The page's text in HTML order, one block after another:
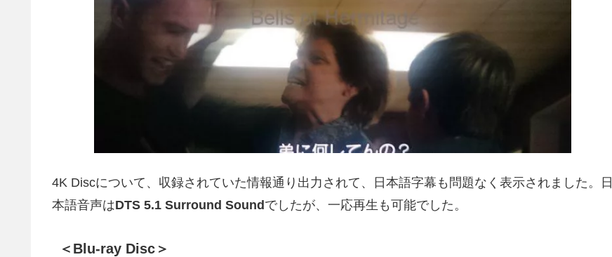
4K Discについて、収録されていた情報通り出力されて、日本語字幕も問題なく表示されました。日
本語音声はDTS 5.1 Surround Soundでしたが、一応再生も可能でした。
＜Blu-ray Disc＞